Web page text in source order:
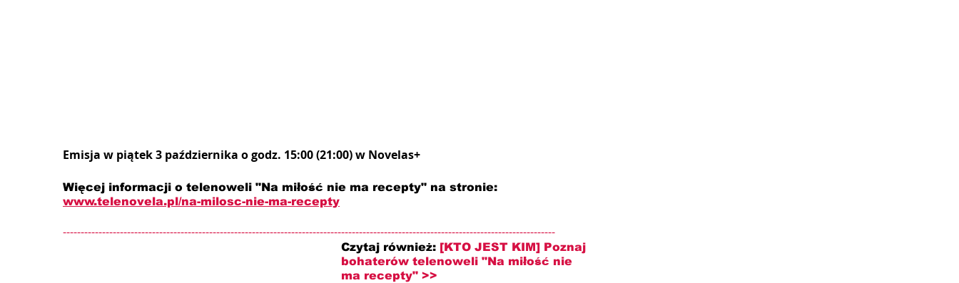
Emisja w piątek 3 października o godz. 15:00 (21:00) w Novelas+
Więcej informacji o telenoweli "Na miłość nie ma recepty" na stronie:
www.telenovela.pl/na-milosc-nie-ma-recepty
------------------------------------------------------------------------------------------------------------------------------------------
Czytaj również: [KTO JEST KIM] Poznaj
bohaterów telenoweli "Na miłość nie
ma recepty" >>